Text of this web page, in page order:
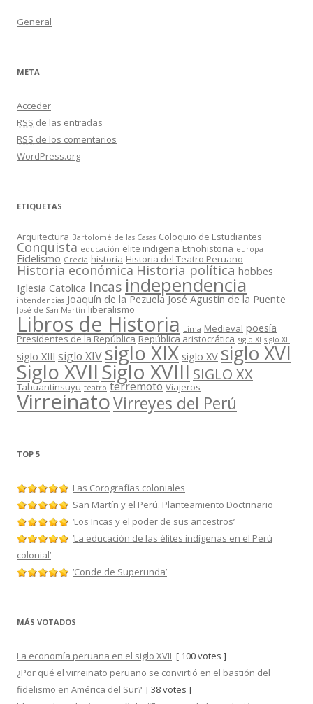
General
META
Acceder
RSS de las entradas
RSS de los comentarios
WordPress.org
ETIQUETAS
Arquitectura Bartolomé de las Casas Coloquio de Estudiantes
Conquista educación elite indigena Etnohistoria europa
Fidelismo Grecia historia Historia del Teatro Peruano
Historia económica Historia política hobbes
Iglesia Catolica Incasindependencia
intendencias Joaquín de la Pezuela José Agustín de la Puente
José de San Martín liberalismo
Libros de Historia Lima Medieval poesía
Presidentes de la República República aristocrática siglo XI siglo XII
siglo XIII siglo XIV siglo XIX siglo XV siglo XVI
Siglo XVIISiglo XVIIISIGLO XX
Tahuantinsuyu teatro terremoto Viajeros
VirreinatoVirreyes del Perú
TOP 5
Las Corografías coloniales
San Martín y el Perú. Planteamiento Doctrinario
‘Los Incas y el poder de sus ancestros’
‘La educación de las élites indígenas en el Perú
colonial’
‘Conde de Superunda’
MÁS VOTADOS
La economía peruana en el siglo XVII [ 100 votes ]
¿Por qué el virreinato peruano se convirtió en el bastión del
fidelismo en América del Sur? [ 38 votes ]